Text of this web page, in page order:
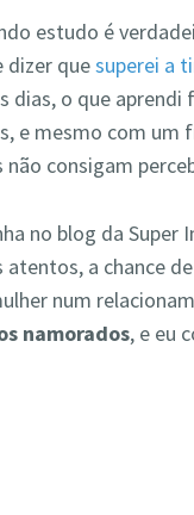
estudo é
dizer quesuperei a
o que aprendi
e mesmo com um
consigam
no blog da Super
a chance
num
namorados, e eu